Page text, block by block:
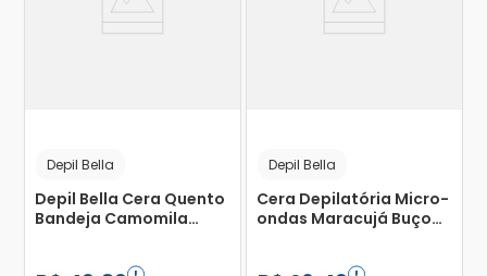
Depil Bella
Depil Bella Cera Quento
Bandeja Camomila
Depil Bella
Cera Depilatória Micro-
ondas Maracujá Buço